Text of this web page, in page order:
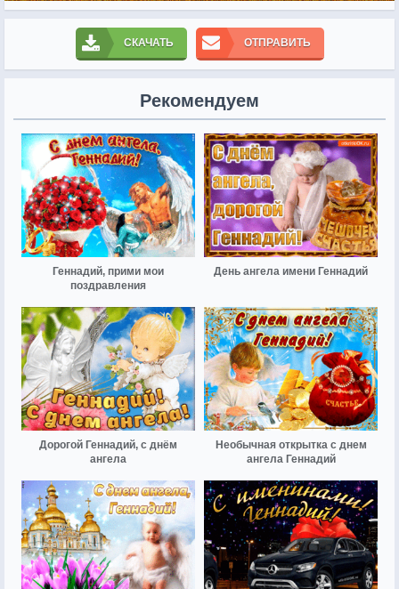
СКАЧАТЬ ОТПРАВИТЬ
Рекомендуем
Геннадий, прими мои
поздравления
День ангела имени Геннадий
Дорогой Геннадий, с днём
ангела
Необычная открытка с днем
ангела Геннадий